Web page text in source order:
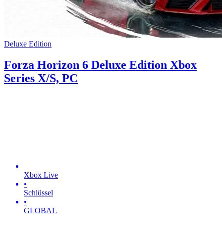
Deluxe Edition
Forza Horizon 6 Deluxe Edition Xbox
Series X/S, PC
Xbox Live
•
Schlüssel
•
GLOBAL